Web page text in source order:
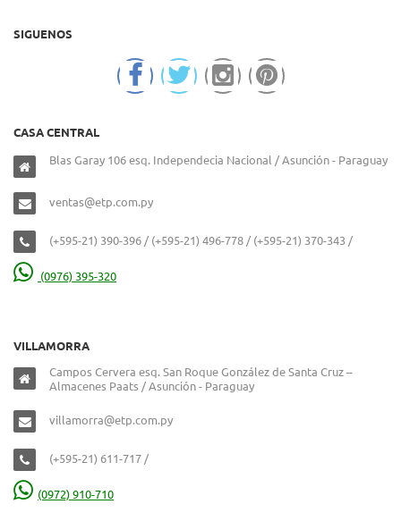
SIGUENOS
CASA CENTRAL
Blas Garay 106 esq. Independecia Nacional / Asunción - Paraguay
ventas@etp.com.py
(+595-21) 390-396 / (+595-21) 496-778 / (+595-21) 370-343 /
(0976) 395-320
VILLAMORRA
Campos Cervera esq. San Roque González de Santa Cruz –
Almacenes Paats / Asunción - Paraguay
villamorra@etp.com.py
(+595-21) 611-717 /
(0972) 910-710